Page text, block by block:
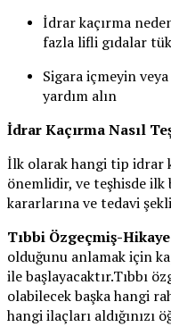
İdrar kaçırma
fazla lifli gıdalar
Sigara içmeyin
yardım alın
İdrar Kaçırma Nasıl
İlk olarak hangi tip idrar
önemlidir, ve teşhisde ilk
kararlarına ve tedavi
Tıbbi Özgeçmiş-Hikaye
olduğunu anlamak için
ile başlayacaktır.Tıbbı
olabilecek başka hangi
hangi ilaçları aldığınızı